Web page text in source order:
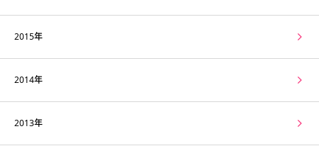
2015年
2014年
2013年